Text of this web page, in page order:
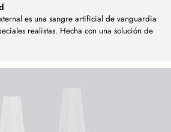
es una sangre artificial de vanguardia
realistas. Hecha con una solución de